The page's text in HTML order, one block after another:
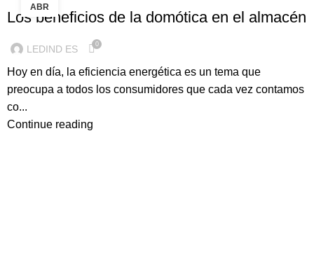
ABR
Los beneficios de la domótica en el almacén
LEDIND ES 0
Hoy en día, la eficiencia energética es un tema que
preocupa a todos los consumidores que cada vez contamos
co...
Continue reading